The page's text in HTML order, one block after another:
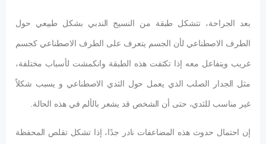
بعد الجراحة، تتشكل طبقة من النسيج الندبي بشكل طبيعي حول
الطرف الاصطناعي لأن الجسم يتعرف على الطرف الاصطناعي كجسم
غريب ويتفاعل معه إذا تكثفت هذه الطبقة وانكمشت لأسباب مختلفة،
مثل الجدار الصلب الذي يعمل حول الثدي الاصطناعي و يسبب شكلاً
غير مناسب للثدي، حتى أن الشخص قد يشعر بالألم في هذه الحالة.
إن احتمال حدوث هذه المضاعفات نادر جدًا، إذا تشكل تقلص المحفظة